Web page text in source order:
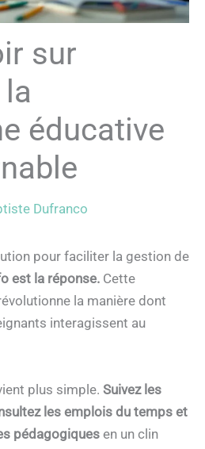
sur
éducative
Dufranco
pour faciliter la gestion de
est la réponse. Cette
la manière dont
interagissent au
plus simple. Suivez les
les emplois du temps et
pédagogiques en un clin